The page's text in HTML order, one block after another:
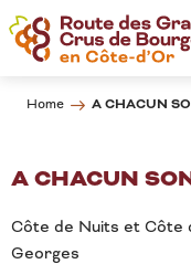
Aller
au
contenu
Home A CHACUN
A CHACUN
Côte de Nuits et Côte
Georges